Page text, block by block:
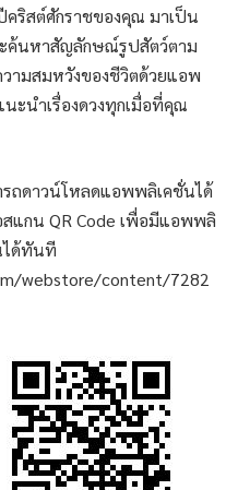
คริสต์ศักราชของคุณ มาเป็น
ค้นหาสัญลักษณ์รูปสัตว์ตาม
ามสมหวังของชีวิตด้วยแอพ
ะนำเรื่องดวงทุกเมื่อที่คุณ
ถดาวน์โหลดแอพพลิเคชั่นได้
แกน QR Code เพื่อมีแอพพลิ
ได้ทันที
webstore/content/7282